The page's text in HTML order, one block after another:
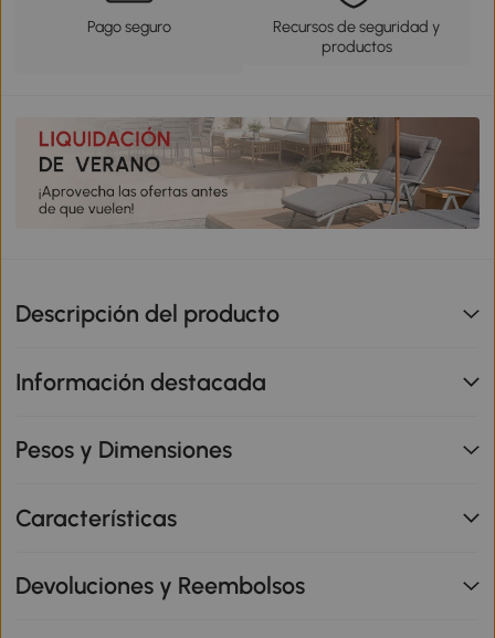
Pago seguro
Recursos de seguridad y
productos
Descripción del producto
Información destacada
Pesos y Dimensiones
Características
Devoluciones y Reembolsos